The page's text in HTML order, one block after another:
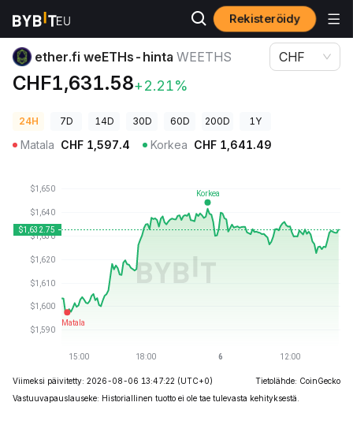
Rekisteröidy
Kryptohinnat ether.fi weETHs-hinta WEETHS
ether.fi weETHs-hinta WEETHS
CHF1,631.58+2.21%
CHF
24H 7D 14D 30D 60D 200D 1Y
Matala CHF 1,597.4 Korkea CHF 1,641.49
Viimeksi päivitetty: 2026-08-06 13:47:22 (UTC+0)
Tietolähde: CoinGecko
Vastuuvapauslauseke: Historiallinen tuotto ei ole tae tulevasta kehityksestä.